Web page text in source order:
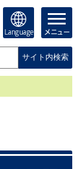
Language メニュー
サイト内検索